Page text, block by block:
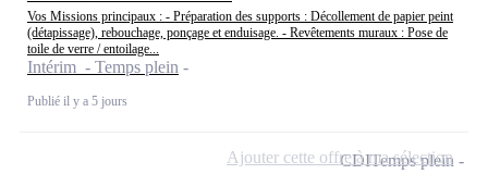
Vos Missions principaux : - Préparation des supports : Décollement de papier peint
(détapissage), rebouchage, ponçage et enduisage. - Revêtements muraux : Pose de
toile de verre / entoilage...
Intérim - Temps plein
Publié il y a 5 jours
CDITemps plein
Ajouter cette offre à ma sélection